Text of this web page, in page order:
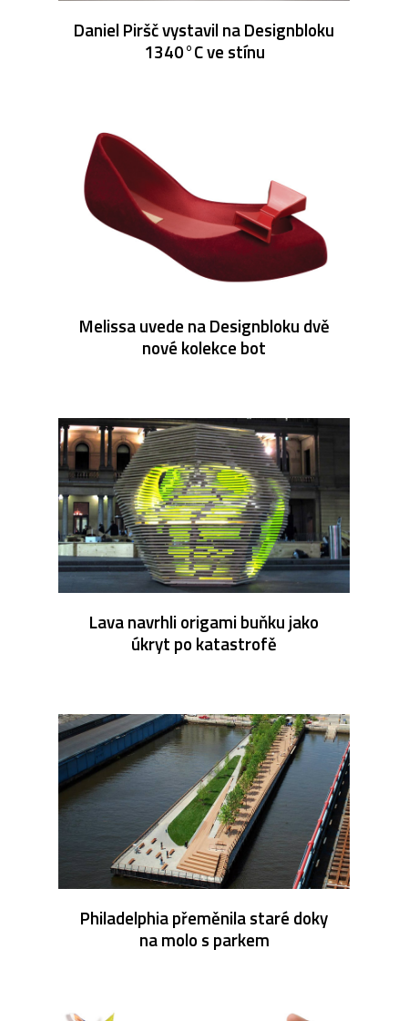
Daniel Piršč vystavil na Designbloku
1340°C ve stínu
Melissa uvede na Designbloku dvě
nové kolekce bot
Lava navrhli origami buňku jako
úkryt po katastrofě
Philadelphia přeměnila staré doky
na molo s parkem